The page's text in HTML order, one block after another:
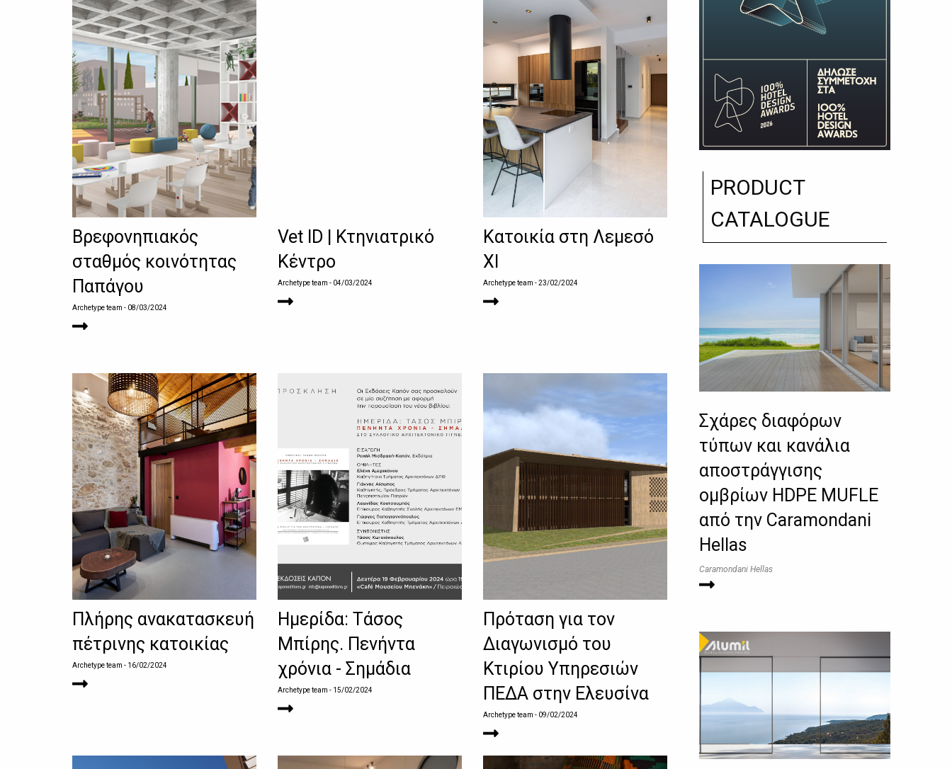
Βρεφονηπιακός
σταθμός κοινότητας
Παπάγου
Archetype team - 08/03/2024
Vet ID | Κτηνιατρικό
Κέντρο
Archetype team - 04/03/2024
Κατοικία στη Λεμεσό
ΧΙ
Archetype team - 23/02/2024
Πλήρης ανακατασκευή
πέτρινης κατοικίας
Archetype team - 16/02/2024
Ημερίδα: Τάσος
Μπίρης. Πενήντα
χρόνια - Σημάδια
Archetype team - 15/02/2024
Πρόταση για τον
Διαγωνισμό του
Κτιρίου Υπηρεσιών
ΠΕΔΑ στην Ελευσίνα
Archetype team - 09/02/2024
PRODUCT
CATALOGUE
Σχάρες διαφόρων
τύπων και κανάλια
αποστράγγισης
ομβρίων HDPE MUFLE
από την Caramondani
Hellas
Caramondani Hellas